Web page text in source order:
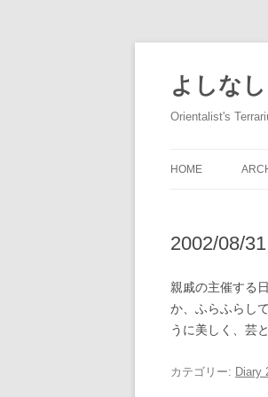
テ
ン
ツ
へ
ス
よしな
Orientalist's
HOME
2002/08/31
親戚の主催する
か、ふらふらし
うに美しく、芸
カテゴリー: Diary